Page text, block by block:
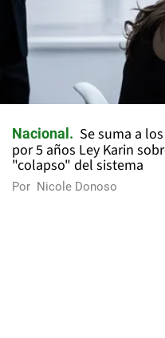
Nacional
Se suma a
por 5 años Ley Karin
"colapso" del sistema
Por Nicole Donoso